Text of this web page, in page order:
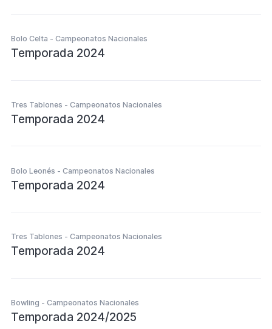
Bolo Celta - Campeonatos Nacionales
Temporada 2024
Tres Tablones - Campeonatos Nacionales
Temporada 2024
Bolo Leonés - Campeonatos Nacionales
Temporada 2024
Tres Tablones - Campeonatos Nacionales
Temporada 2024
Bowling - Campeonatos Nacionales
Temporada 2024/2025